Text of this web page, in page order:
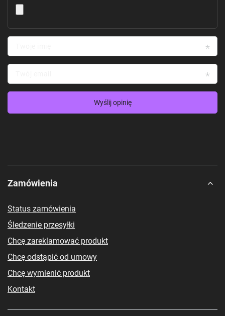
Wyślij opinię
Zamówienia
Status zamówienia
Śledzenie przesyłki
Chcę zareklamować produkt
Chcę odstąpić od umowy
Chcę wymienić produkt
Kontakt